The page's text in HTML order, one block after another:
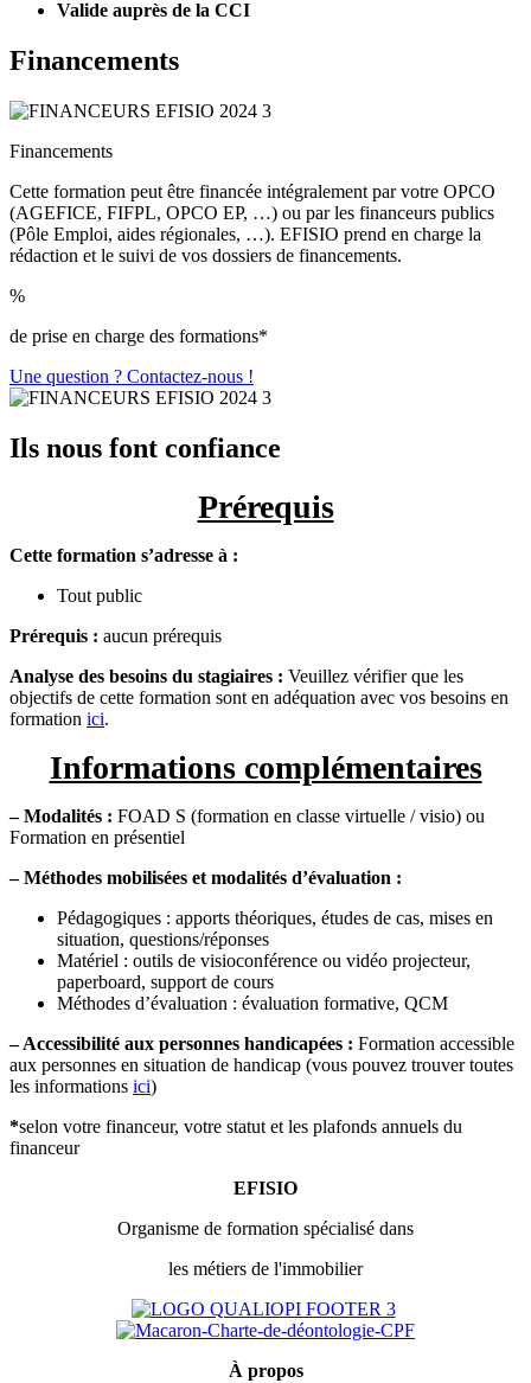
Valide auprès de la CCI
Financements
Financements
Cette formation peut être financée intégralement par votre OPCO
(AGEFICE, FIFPL, OPCO EP, …) ou par les financeurs publics
(Pôle Emploi, aides régionales, …). EFISIO prend en charge la
rédaction et le suivi de vos dossiers de financements.
%
de prise en charge des formations*
Une question ? Contactez-nous !
Ils nous font confiance
Prérequis
Cette formation s’adresse à :
Tout public
Prérequis : aucun prérequis
Analyse des besoins du stagiaires : Veuillez vérifier que les
objectifs de cette formation sont en adéquation avec vos besoins en
formation ici.
Informations complémentaires
– Modalités : FOAD S (formation en classe virtuelle / visio) ou
Formation en présentiel
– Méthodes mobilisées et modalités d’évaluation :
Pédagogiques : apports théoriques, études de cas, mises en
situation, questions/réponses
Matériel : outils de visioconférence ou vidéo projecteur,
paperboard, support de cours
Méthodes d’évaluation : évaluation formative, QCM
– Accessibilité aux personnes handicapées : Formation accessible
aux personnes en situation de handicap (vous pouvez trouver toutes
les informations ici)
*selon votre financeur, votre statut et les plafonds annuels du
financeur
EFISIO
Organisme de formation spécialisé dans
les métiers de l'immobilier
À propos